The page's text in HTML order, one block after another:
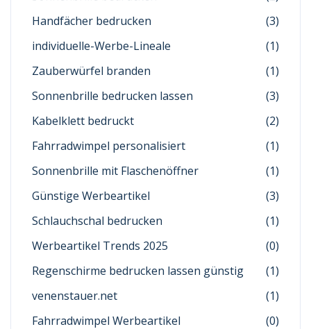
Handfächer bedrucken
(3)
individuelle-Werbe-Lineale
(1)
Zauberwürfel branden
(1)
Sonnenbrille bedrucken lassen
(3)
Kabelklett bedruckt
(2)
Fahrradwimpel personalisiert
(1)
Sonnenbrille mit Flaschenöffner
(1)
Günstige Werbeartikel
(3)
Schlauchschal bedrucken
(1)
Werbeartikel Trends 2025
(0)
Regenschirme bedrucken lassen günstig
(1)
venenstauer.net
(1)
Fahrradwimpel Werbeartikel
(0)